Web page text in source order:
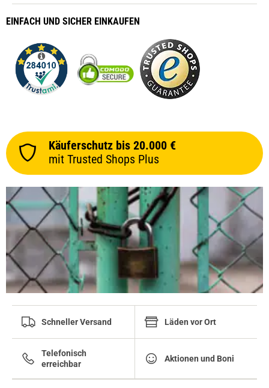
EINFACH UND SICHER EINKAUFEN
Käuferschutz bis 20.000 €
mit Trusted Shops Plus
Schneller Versand Läden vor Ort
Telefonisch
erreichbar
Aktionen und Boni